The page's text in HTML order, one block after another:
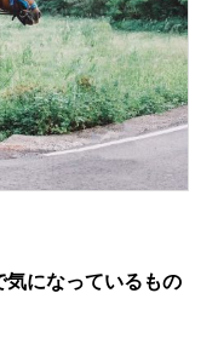
になっているもの